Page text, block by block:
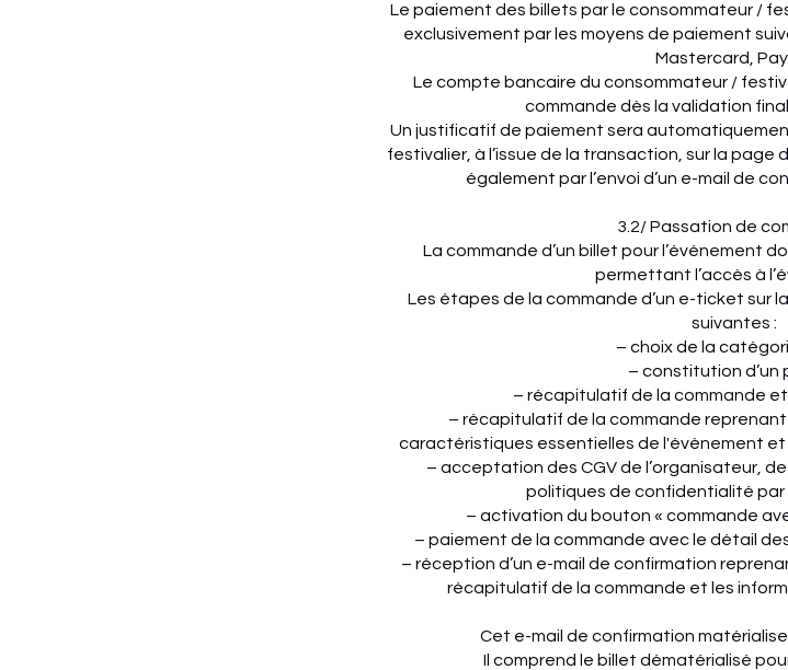
Le paiement des billets par le consommateur /
exclusivement par les moyens de paiement
Mastercard,
Le compte bancaire du consommateur /
commande dès la validation
Un justificatif de paiement sera
festivalier, à l’issue de la transaction, sur la page
également par l’envoi d’un e-mail de
3.2/ Passation de
La commande d’un billet pour l’événement
permettant l’accès à
Les étapes de la commande d’un e-ticket sur
suivantes :
– choix de la
– constitution d’un
– récapitulatif de la commande
– récapitulatif de la commande
caractéristiques essentielles de l'évènement
– acceptation des CGV de l’organisateur,
politiques de confidentialité par
– activation du bouton « commande
– paiement de la commande avec le détail
– réception d’un e-mail de confirmation
récapitulatif de la commande et les
Cet e-mail de confirmation
Il comprend le billet dématérialisé